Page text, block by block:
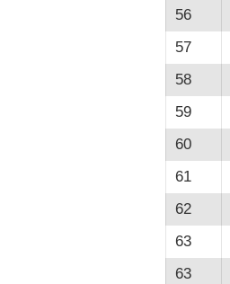
56
57
58
59
60
61
62
63
63